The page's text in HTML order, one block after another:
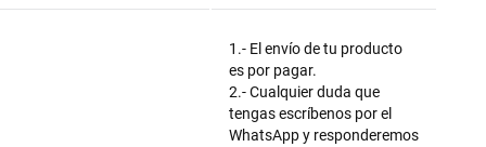
1.- El envío de tu producto
es por pagar.
2.- Cualquier duda que
tengas escríbenos por el
WhatsApp y responderemos